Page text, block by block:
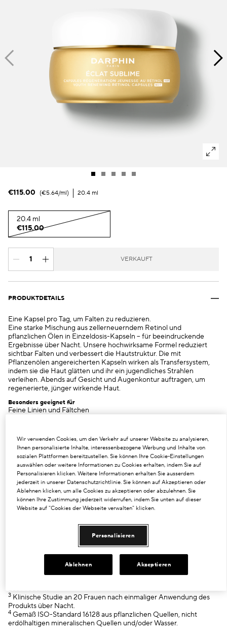
Verlust von Volumen
€115.00 €5.64/ml 20.4 ml
20.4 ml
€115.00
VERKAUFT
PRODUKTDETAILS
Eine Kapsel pro Tag, um Falten zu reduzieren.
Eine starke Mischung aus zellerneuerndem Retinol und
pflanzlichen Ölen in Einzeldosis-Kapseln – für beeindruckende
Ergebnisse über Nacht. Unsere hochwirksame Formel reduziert
sichtbar Falten und verbessert die Hautstruktur. Die mit
Pflanzenölen angereicherten Kapseln wirken als Transfersystem,
indem sie die Haut glätten und ihr ein jugendliches Strahlen
verleihen. Abends auf Gesicht und Augenkontur auftragen, um
regenerierte, jünger wirkende Haut.
Besonders geeignet für
Feine Linien und Fältchen
Nachgewiesene Ergebnisse
3,8-mal mehr Retinolabsorption. 1
100 % der Frauen hatten unmittelbar nach einer Kapsel eine
strahlendere Haut. 2
88 % der Frauen fühlten über Nacht eine glattere, verfeinerte
Haut.3
Im Vergleich zu einer herkömmlichen Öl-in-Wasser-Emulsion
nach 4 Stunden. In-vitro-Test nach 4 Stunden: Erhöhte Absorption
von Retinol in der ölbasierten Formel der Youth Renewing Retinol
Capsules gegenüber einer konventionellen Öl-in-Wasser-
3 Klinische Studie an 20 Frauen nach einmaliger Anwendung des
Produkts über Nacht.
4 Gemäß ISO-Standard 16128 aus pflanzlichen Quellen, nicht
erdölhaltigen mineralischen Quellen und/oder Wasser.
Wir verwenden Cookies, um den Verkehr auf unserer Website zu analysieren,
Ihnen personalisierte Inhalte, interessenbezogene Werbung und Inhalte von
sozialen Plattformen bereitzustellen. Sie können Ihre Cookie-Einstellungen
auswählen oder weitere Informationen zu Cookies erhalten, indem Sie auf
Personalisieren klicken. Weitere Informationen erhalten Sie ausserdem
jederzeit in unserer Datenschutzrichtlinie. Sie können auf Akzeptieren oder
Ablehnen klicken, um alle Cookies zu akzeptieren oder abzulehnen. Sie
können Ihre Zustimmung jederzeit widerrufen, indem Sie unten auf dieser
Website auf "Cookies der Webseite verwalten" klicken.
Personalisieren
Ablehnen Akzeptieren